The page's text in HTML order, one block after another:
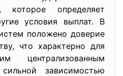
которое определяет
условия выплат. В
положено доверие
что характерно для
централизованным
зависимостью